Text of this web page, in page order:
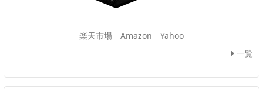
楽天市場 Amazon
Yahoo
一覧